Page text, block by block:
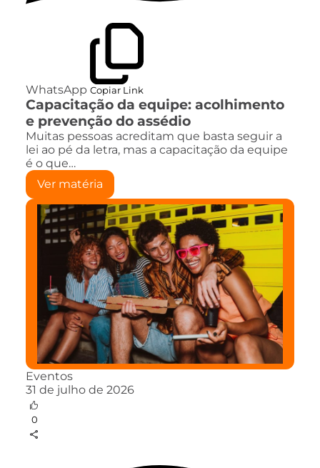
WhatsApp Copiar Link
Capacitação da equipe: acolhimento
e prevenção do assédio
Muitas pessoas acreditam que basta seguir a
lei ao pé da letra, mas a capacitação da equipe
é o que…
Ver matéria
Eventos
31 de julho de 2026
0